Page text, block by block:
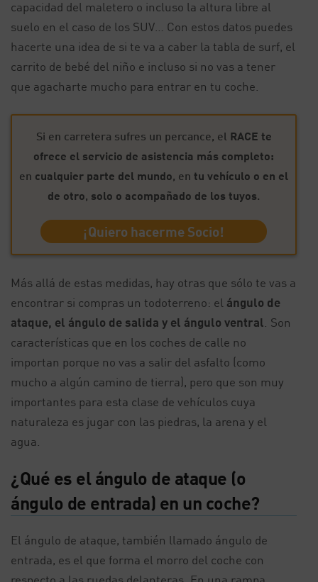
capacidad del maletero o incluso la altura libre al
suelo en el caso de los SUV… Con estos datos puedes
hacerte una idea de si te va a caber la tabla de surf, el
carrito de bebé del niño e incluso si no vas a tener
que agacharte mucho para entrar en tu coche.
Si en carretera sufres un percance, el RACE te
ofrece el servicio de asistencia más completo:
en cualquier parte del mundo, en tu vehículo o en el
de otro, solo o acompañado de los tuyos.
¡Quiero hacerme Socio!
Más allá de estas medidas, hay otras que sólo te vas a
encontrar si compras un todoterreno: el ángulo de
ataque, el ángulo de salida y el ángulo ventral . Son
características que en los coches de calle no
importan porque no vas a salir del asfalto (como
mucho a algún camino de tierra), pero que son muy
importantes para esta clase de vehículos cuya
naturaleza es jugar con las piedras, la arena y el
agua.
¿Qué es el ángulo de ataque (o
ángulo de entrada) en un coche?
El ángulo de ataque, también llamado ángulo de
entrada, es el que forma el morro del coche con